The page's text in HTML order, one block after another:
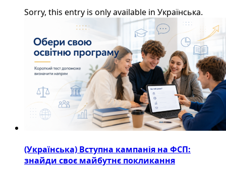
Sorry, this entry is only available in Українська.
(Українська) Вступна кампанія на ФСП:
знайди своє майбутнє покликання